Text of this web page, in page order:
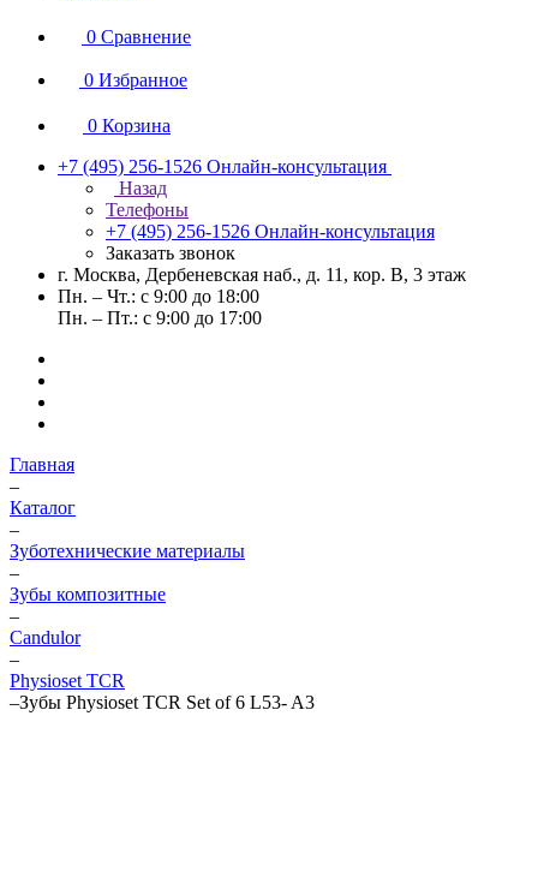
0 Сравнение
0 Избранное
0 Корзина
+7 (495) 256-1526 Онлайн-консультация
Назад
Телефоны
+7 (495) 256-1526 Онлайн-консультация
Заказать звонок
г. Москва, Дербеневская наб., д. 11, кор. В, 3 этаж
Пн. – Чт.: с 9:00 до 18:00
Пн. – Пт.: с 9:00 до 17:00
Главная
–
Каталог
–
Зуботехнические материалы
–
Зубы композитные
–
Candulor
–
Physioset TCR
–Зубы Physioset TCR Set of 6 L53- A3